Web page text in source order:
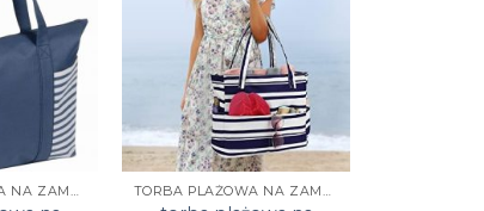
TORBA PLAŻOWA NA ZAMEK TORBA PLAŻOWA NA ZAMEK